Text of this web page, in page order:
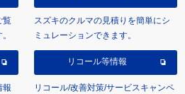
覧
スズキのクルマの見積りを簡単にシ
ミュレーションできます。
報
リコール等情報
リコール/改善対策/サービスキャンペ